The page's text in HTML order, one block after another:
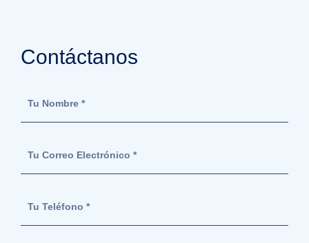
Contáctanos